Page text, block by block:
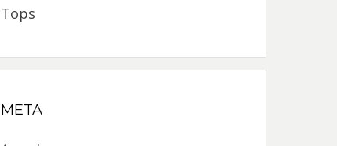
Tops
META